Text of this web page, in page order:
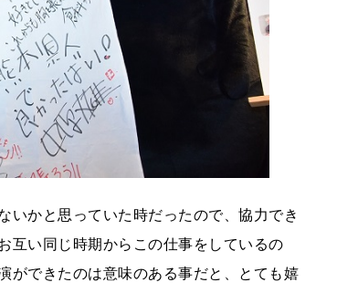
いかと思っていた時だったので、協力でき
互い同じ時期からこの仕事をしているの
ができたのは意味のある事だと、とても嬉